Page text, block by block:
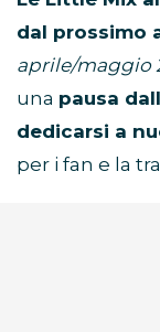
dal prossimo
aprile/maggio
una pausa
dedicarsi a
per i fan e la